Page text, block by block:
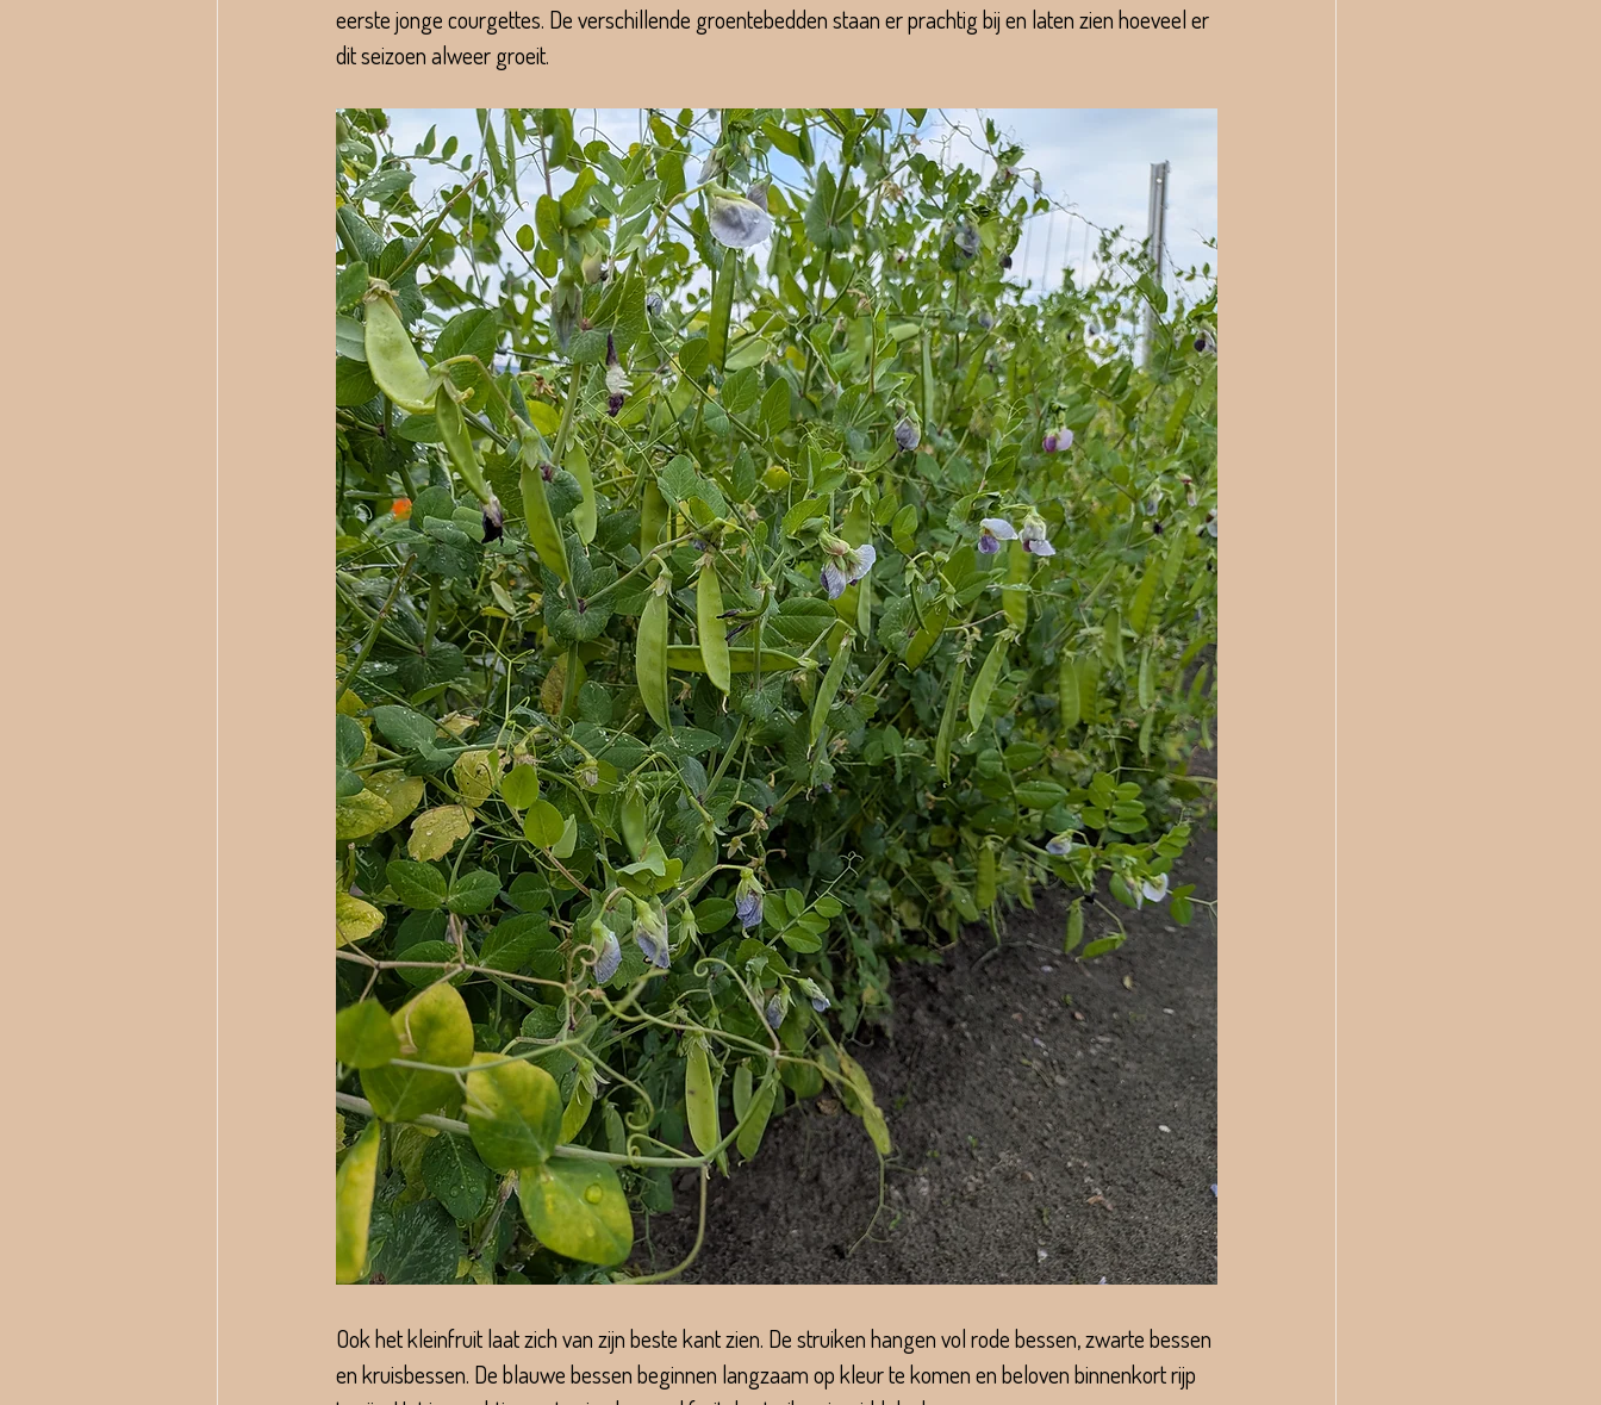
eerste jonge courgettes. De verschillende groentebedden staan er prachtig bij en laten zien hoeveel er
dit seizoen alweer groeit.
Ook het kleinfruit laat zich van zijn beste kant zien. De struiken hangen vol rode bessen, zwarte bessen
en kruisbessen. De blauwe bessen beginnen langzaam op kleur te komen en beloven binnenkort rijp